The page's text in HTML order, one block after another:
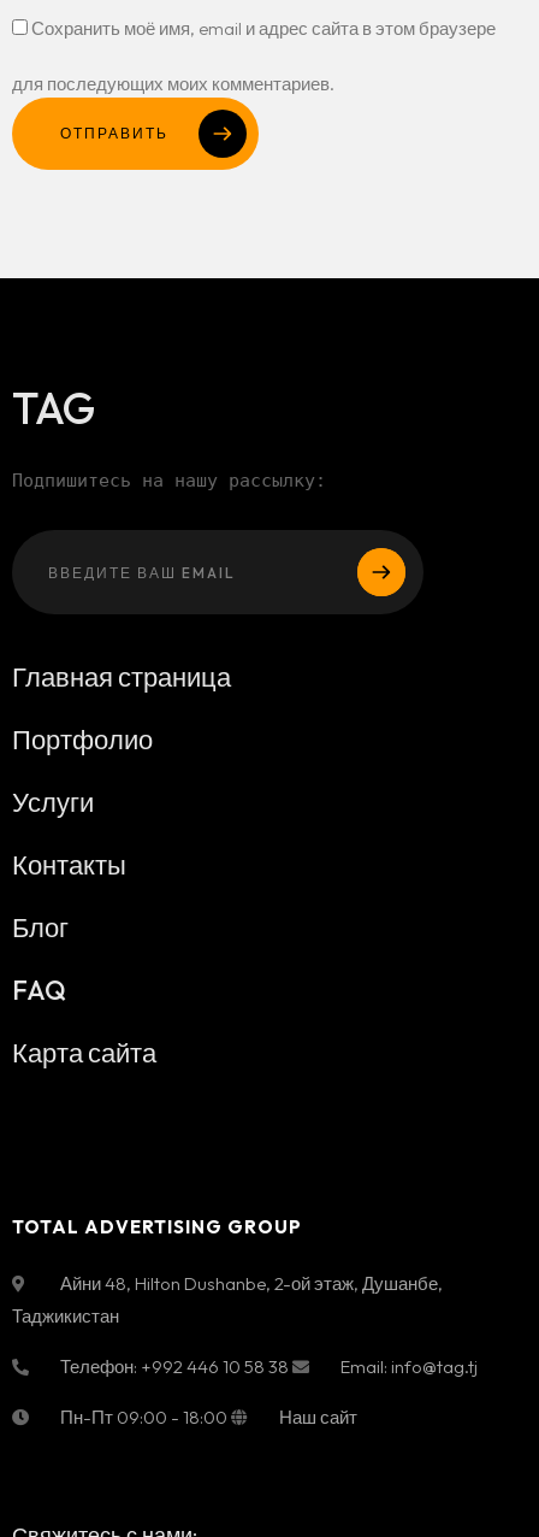
Сохранить моё имя, email и адрес сайта в этом браузере
для последующих моих комментариев.
ОТПРАВИТЬ
TAG
Подпишитесь на нашу рассылку:
Главная страница
Портфолио
Услуги
Контакты
Блог
FAQ
Карта сайта
TOTAL ADVERTISING GROUP
Айни 48, Hilton Dushanbe, 2-ой этаж, Душанбе,
Таджикистан
Телефон: +992 446 10 58 38 Email: info@tag.tj
Пн-Пт 09:00 - 18:00 Наш сайт